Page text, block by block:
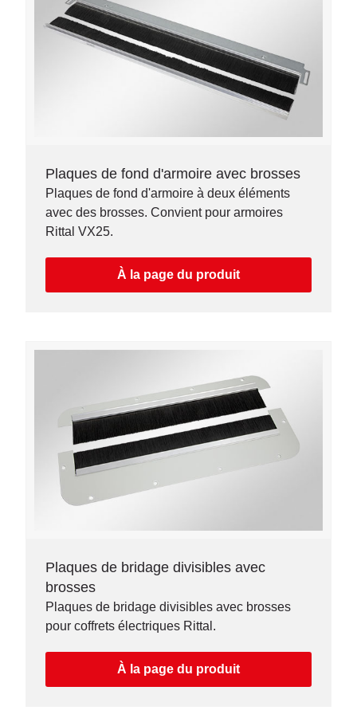
Plaques de fond d'armoire avec brosses
Plaques de fond d'armoire à deux éléments
avec des brosses. Convient pour armoires
Rittal VX25.
À la page du produit
Plaques de bridage divisibles avec
brosses
Plaques de bridage divisibles avec brosses
pour coffrets électriques Rittal.
À la page du produit